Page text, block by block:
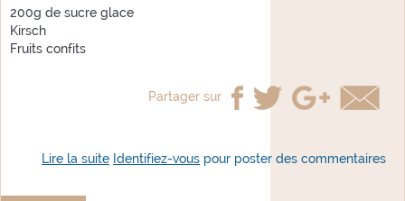
200g de sucre glace
Kirsch
Fruits confits
Partager sur
Lire la suite de Gateau de Pithiviers glacé
Identifiez-vous pour poster des commentaires